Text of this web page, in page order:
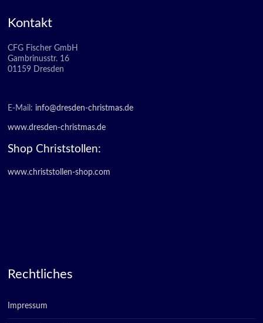
Kontakt
CFG Fischer GmbH
Gambrinusstr. 16
01159 Dresden
E-Mail: info@dresden-christmas.de
www.dresden-christmas.de
Shop Christstollen:
www.christstollen-shop.com
Rechtliches
Impressum